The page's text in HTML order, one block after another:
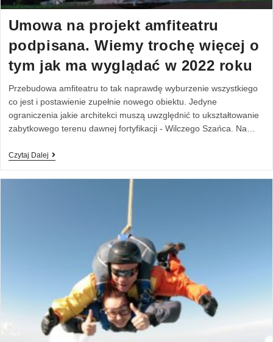
Umowa na projekt amfiteatru
podpisana. Wiemy trochę więcej o
tym jak ma wyglądać w 2022 roku
Przebudowa amfiteatru to tak naprawdę wyburzenie wszystkiego
co jest i postawienie zupełnie nowego obiektu. Jedyne
ograniczenia jakie architekci muszą uwzględnić to ukształtowanie
zabytkowego terenu dawnej fortyfikacji - Wilczego Szańca. Na…
Czytaj Dalej